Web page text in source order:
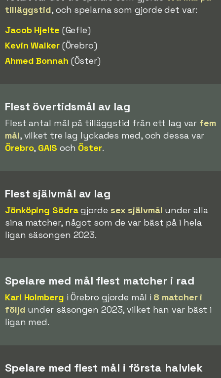
tilläggstid, och spelarna som gjorde det var:
Jacob Hjelte (Gefle)
Kevin Walker(Örebro)
Ahmed Bonnah (Öster)
Flest övertidsmål av lag
Flest antal mål på tilläggstid från ett lag var fem
mål, vilket tre lag lyckades med, och dessa var
Örebro, GAIS och Öster.
Flest självmål av lag
Jönköping Södragjorde sex självmål under alla
sina matcher, något som de var bäst på i hela
ligan säsongen 2023.
Spelare med mål flest matcher i rad
Karl Holmberg i Örebro gjorde mål i 8 matcher i
följd under säsongen 2023, vilket han var bäst i
ligan med.
Spelare med flest mål i första halvlek